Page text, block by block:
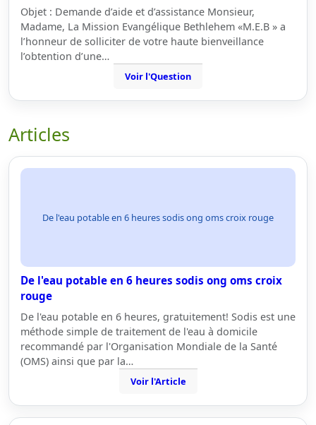
Objet : Demande d’aide et d’assistance Monsieur,
Madame, La Mission Evangélique Bethlehem «M.E.B » a
l’honneur de solliciter de votre haute bienveillance
l’obtention d’une…
Voir l'Question
Articles
De l'eau potable en 6 heures sodis ong oms croix rouge
De l'eau potable en 6 heures sodis ong oms croix
rouge
De l'eau potable en 6 heures, gratuitement! Sodis est une
méthode simple de traitement de l'eau à domicile
recommandé par l'Organisation Mondiale de la Santé
(OMS) ainsi que par la…
Voir l'Article